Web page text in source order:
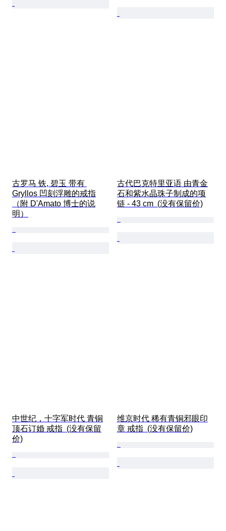
古罗马 铁, 碧玉 带有
Gryllos 凹刻浮雕的戒指
（附 D'Amato 博士的说
明）
古代巴克特里亚语 由青金
石和紫水晶珠子制成的项
链 - 43 cm  (没有保留价)
中世纪，十字军时代 青铜
顶石订婚 戒指  (没有保留
价)
维京时代 稀有青铜邪眼印
章 戒指  (没有保留价)